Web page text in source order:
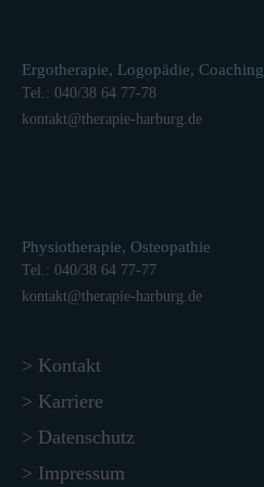
Ergotherapie, Logopädie, Coaching
Tel.: 040/38 64 77-78
kontakt@therapie-harburg.de
Physiotherapie, Osteopathie
Tel.: 040/38 64 77-77
kontakt@therapie-harburg.de
> Kontakt
> Karriere
> Datenschutz
> Impressum